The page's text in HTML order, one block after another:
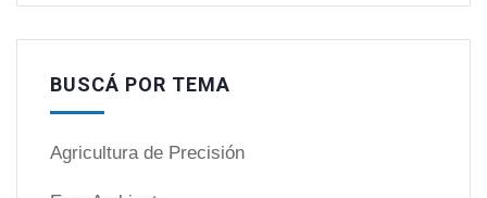
BUSCÁ POR TEMA
Agricultura de Precisión